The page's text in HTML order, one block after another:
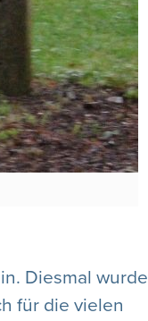
Diesmal wurde
für die vielen